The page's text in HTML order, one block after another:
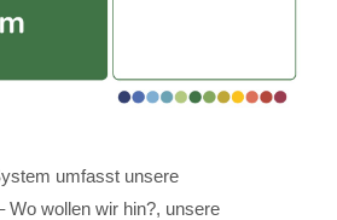
umfasst unsere
Wo wollen wir hin?, unsere